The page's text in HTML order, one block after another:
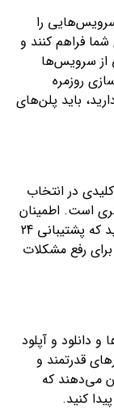
را
فراهم کنند و
از سرویس‌ها
روزمره
باید پلن‌های
در انتخاب
است. اطمینان
حاصل کنید که سرویس‌دهنده‌ای را انتخاب کنید که پشتیبانی 24
رفع مشکلات
دانلود و آپلود
قدرتمند و
می‌دهند که
کنید.